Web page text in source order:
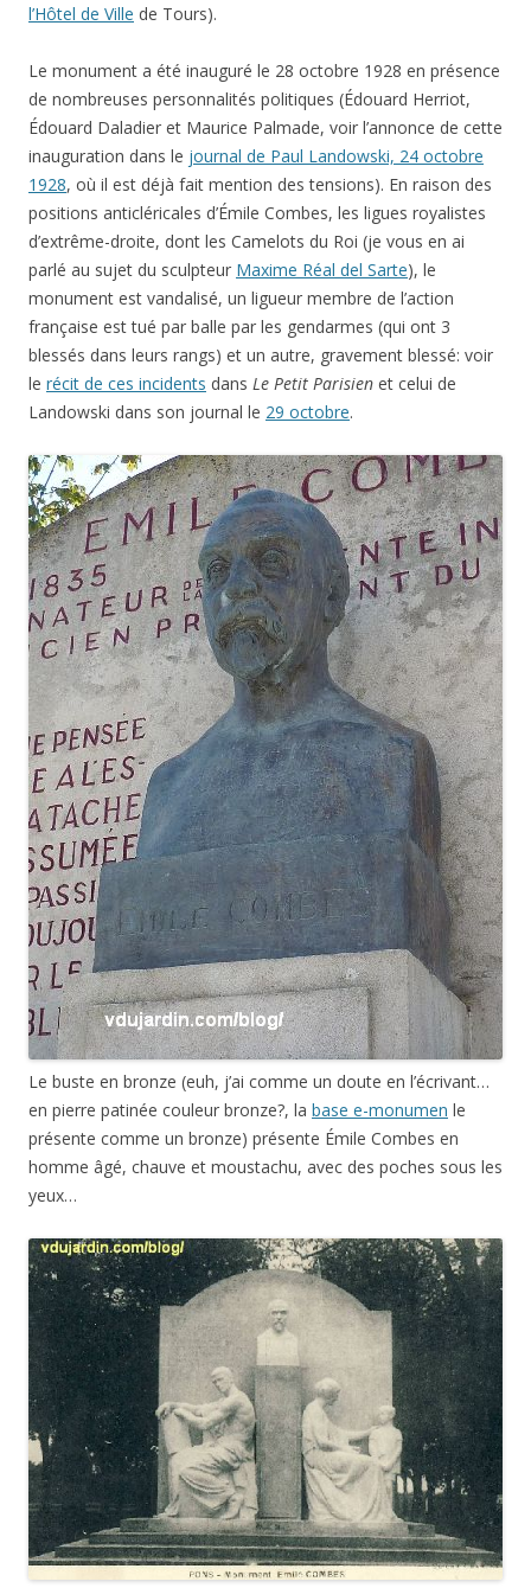
l’Hôtel de Ville de Tours).
Le monument a été inauguré le 28 octobre 1928 en présence
de nombreuses personnalités politiques (Édouard Herriot,
Édouard Daladier et Maurice Palmade, voir l’annonce de cette
inauguration dans le journal de Paul Landowski, 24 octobre
1928, où il est déjà fait mention des tensions). En raison des
positions anticléricales d’Émile Combes, les ligues royalistes
d’extrême-droite, dont les Camelots du Roi (je vous en ai
parlé au sujet du sculpteur Maxime Réal del Sarte), le
monument est vandalisé, un ligueur membre de l’action
française est tué par balle par les gendarmes (qui ont 3
blessés dans leurs rangs) et un autre, gravement blessé: voir
le récit de ces incidents dans Le Petit Parisien et celui de
Landowski dans son journal le 29 octobre.
Le buste en bronze (euh, j’ai comme un doute en l’écrivant…
en pierre patinée couleur bronze?, la base e-monumen le
présente comme un bronze) présente Émile Combes en
homme âgé, chauve et moustachu, avec des poches sous les
yeux…